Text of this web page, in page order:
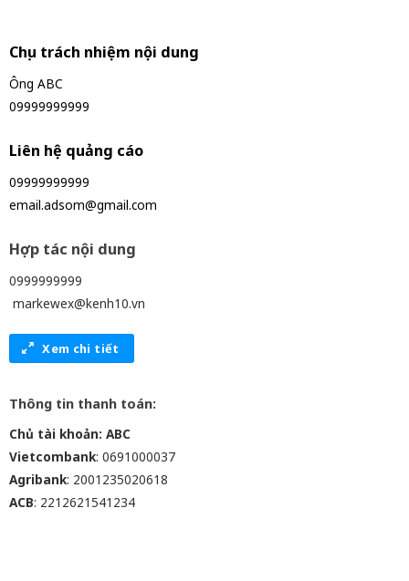
Chịu trách nhiệm nội dung
Ông ABC
09999999999
Liên hệ quảng cáo
09999999999
email.adsom@gmail.com
Hợp tác nội dung
0999999999
markewex@kenh10.vn
Xem chi tiết
Thông tin thanh toán:
Chủ tài khoản: ABC
Vietcombank: 0691000037
Agribank: 2001235020618
ACB: 2212621541234